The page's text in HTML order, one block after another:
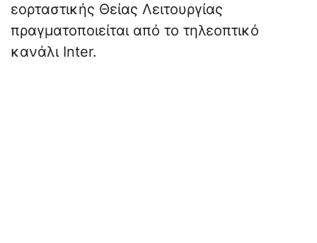
εορταστικής Θείας Λειτουργίας
πραγματοποιείται από το τηλεοπτικό
κανάλι Inter.